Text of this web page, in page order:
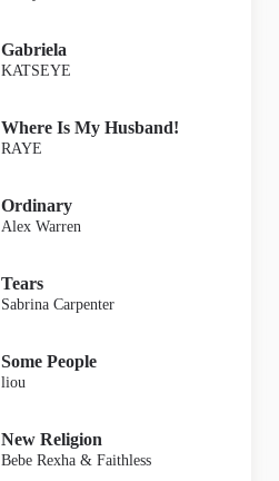
Gabriela
KATSEYE
Where Is My Husband!
RAYE
Ordinary
Alex Warren
Tears
Sabrina Carpenter
Some People
liou
New Religion
Bebe Rexha & Faithless